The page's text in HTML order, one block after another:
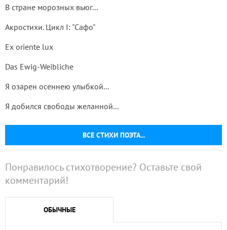
ВСЕ СТИХИ ПОЭТА...
В стране морозных вьюг...
Акростихи. Цикл I: "Сафо"
Ex oriente lux
Das Ewig-Weibliche
Я озарен осеннею улыбкой...
Я добился свободы желанной...
Понравилось стихотворение? Оставьте свой
комментарий!
ОБЫЧНЫЕ